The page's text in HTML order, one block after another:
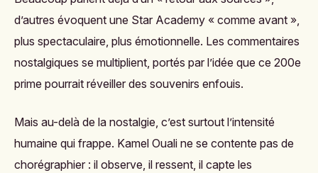
d’autres évoquent une Star Academy « comme avant »,
plus spectaculaire, plus émotionnelle. Les commentaires
nostalgiques se multiplient, portés par l’idée que ce 200e
prime pourrait réveiller des souvenirs enfouis.
Mais au-delà de la nostalgie, c’est surtout l’intensité
humaine qui frappe. Kamel Ouali ne se contente pas de
chorégraphier : il observe, il ressent, il capte les